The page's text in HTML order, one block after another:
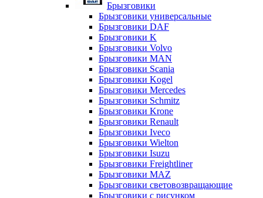
Брызговики
Брызговики универсальные
Брызговики DAF
Брызговики K
Брызговики Volvo
Брызговики MAN
Брызговики Scania
Брызговики Kogel
Брызговики Mercedes
Брызговики Schmitz
Брызговики Krone
Брызговики Renault
Брызговики Iveco
Брызговики Wielton
Брызговики Isuzu
Брызговики Freightliner
Брызговики MAZ
Брызговики световозвращающие
Брызговики с рисунком